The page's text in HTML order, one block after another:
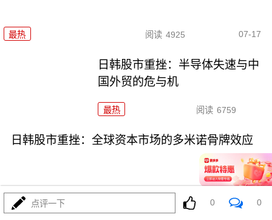
最热 阅读 4925 07-17
日韩股市重挫：半导体失速与中
国外贸的危与机
最热 阅读 6759
日韩股市重挫：全球资本市场的多米诺骨牌效应
点评一下 0 0